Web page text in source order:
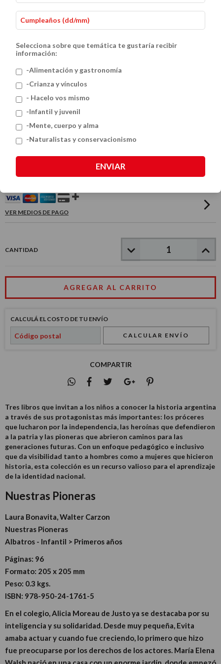
Conocer Nuestra Historia: Próceres,
Heroínas y Pioneras Argentinas (3
$100.800 $126.000
VER MEDIOS DE PAGO
CANTIDAD
CALCULÁ EL COSTO DE TU ENVÍO
CALCULAR ENVÍO
COMPARTIR
Tres libros que invitan a los niños a conocer la historia argentina
a través de sus protagonistas más importantes: los próceres
que lucharon por la independencia, las heroínas que defendieron
a la patria y las pioneras que abrieron caminos para las
generaciones futuras. Con un enfoque pedagógico e inclusivo
que da visibilidad tanto a hombres como a mujeres que hicieron
historia, esta colección es un recurso valioso para el aprendizaje
de la identidad nacional.
Nuestras Pioneras
Laura Bonavita, Walter Carzon
Nuestras Pioneras
Albatros - Infantil > Primeros años
Páginas: 96
Formato: 205 x 205 mm
Peso: 0.3 kgs.
ISBN: 978-950-24-1761-5
En el colegio, Alicia Moreau de Justo ya se destacaba por su
inteligencia y su solidaridad. Desde muy pequeña, Evita
amaba actuar y cuando fue creciendo, lo primero que hizo
fue preocuparse por los derechos de los actores. María Elena
Selecciona sobre que temática te gustaría recibir
información:
-Alimentación y gastronomía
-Crianza y vínculos
- Hacelo vos mismo
-Infantil y juvenil
-Mente, cuerpo y alma
-Naturalistas y conservacionismo
ENVIAR